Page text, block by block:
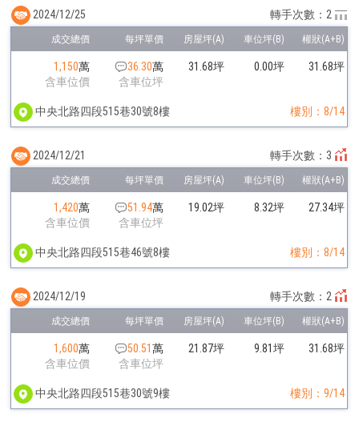
1,150萬
含車位價
36.30萬
含車位坪
31.68坪 0.00坪 31.68坪
中央北路四段515巷30號8樓 樓別：8/14
2024/12/25 轉手次數：2
1,420萬
含車位價
51.94萬
含車位坪
19.02坪 8.32坪 27.34坪
中央北路四段515巷46號8樓 樓別：8/14
2024/12/21 轉手次數：3
1,600萬
含車位價
50.51萬
含車位坪
21.87坪 9.81坪 31.68坪
中央北路四段515巷30號9樓 樓別：9/14
2024/12/19 轉手次數：2